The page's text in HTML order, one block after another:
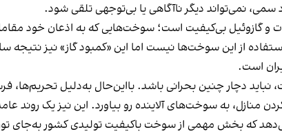
نمی‌تواند دیگر ناآگاهی یا بی‌توجهی تلقی شود.
و گازوئیل بی‌کیفیت است؛ سوخت‌هایی که به اذعان خود
از این سوخت‌ها نیست اما این «کمبود گاز» نیز
است.
دچار چنین بحرانی باشد. بااین‌حال به‌دلیل تحریم‌ها،
منازل، به سوخت‌های آلاینده رو بیاورد. این نیز یک
که بخش مهمی از سوخت باکیفیت تولیدی کشور به‌جای